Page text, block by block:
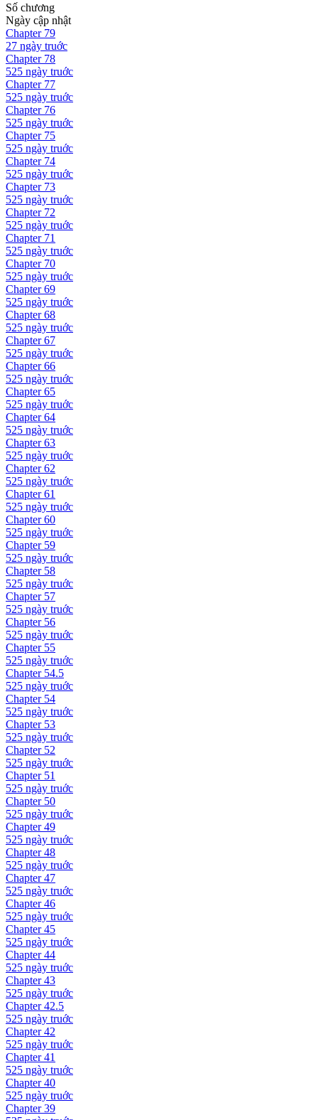
Số chương
Ngày cập nhật
Chapter 79
27 ngày truớc
Chapter 78
525 ngày truớc
Chapter 77
525 ngày truớc
Chapter 76
525 ngày truớc
Chapter 75
525 ngày truớc
Chapter 74
525 ngày truớc
Chapter 73
525 ngày truớc
Chapter 72
525 ngày truớc
Chapter 71
525 ngày truớc
Chapter 70
525 ngày truớc
Chapter69
525 ngày truớc
Chapter68
525 ngày truớc
Chapter67
525 ngày truớc
Chapter66
525 ngày truớc
Chapter65
525 ngày truớc
Chapter64
525 ngày truớc
Chapter63
525 ngày truớc
Chapter62
525 ngày truớc
Chapter61
525 ngày truớc
Chapter60
525 ngày truớc
Chapter 59
525 ngày truớc
Chapter 58
525 ngày truớc
Chapter 57
525 ngày truớc
Chapter 56
525 ngày truớc
Chapter 55
525 ngày truớc
Chapter 54.5
525 ngày truớc
Chapter 54
525 ngày truớc
Chapter 53
525 ngày truớc
Chapter 52
525 ngày truớc
Chapter 51
525 ngày truớc
Chapter 50
525 ngày truớc
Chapter49
525 ngày truớc
Chapter48
525 ngày truớc
Chapter47
525 ngày truớc
Chapter46
525 ngày truớc
Chapter45
525 ngày truớc
Chapter44
525 ngày truớc
Chapter43
525 ngày truớc
Chapter42.5
525 ngày truớc
Chapter42
525 ngày truớc
Chapter41
525 ngày truớc
Chapter40
525 ngày truớc
Chapter39